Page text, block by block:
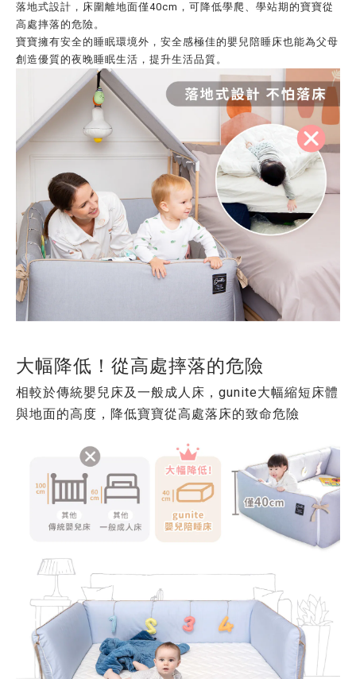
落地式設計，床圍離地面僅40cm，可降低學爬、學站期的寶寶從
高處摔落的危險。
寶寶擁有安全的睡眠環境外，安全感極佳的嬰兒陪睡床也能為父母
創造優質的夜晚睡眠生活，提升生活品質。
大幅降低！從高處摔落的危險
相較於傳統嬰兒床及一般成人床，gunite大幅縮短床體
與地面的高度，降低寶寶從高處落床的致命危險